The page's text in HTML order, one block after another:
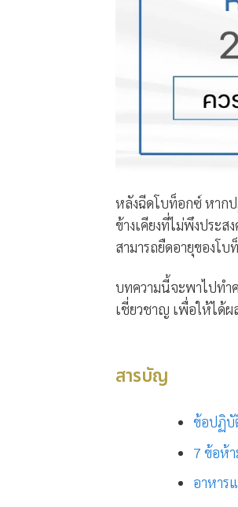
หลังฉีดโบท็อกซ์หากป
ข้างเคียงที่ไม่พึงประ
สามารถยืดอายุของโ
บทความนี้จะพาไปท
เชี่ยวชาญ เพื่อให้ได้
สารบัญ
ข้อปฏิบั
7 ข้อห้
อาหาร